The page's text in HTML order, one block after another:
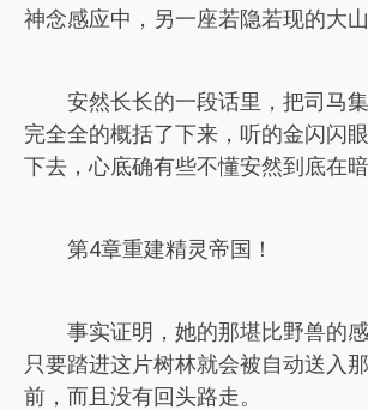
神念感应中，另一座若隐若现的大山
安然长长的一段话里，把司马
完全全的概括了下来，听的金闪闪
下去，心底确有些不懂安然到底在暗
第4章重建精灵帝国！
事实证明，她的那堪比野兽的
只要踏进这片树林就会被自动送入
前，而且没有回头路走。